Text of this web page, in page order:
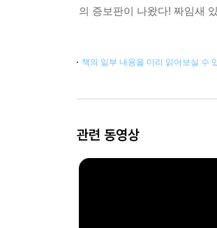
의 증보판이 나왔다! 짜임새
책의 일부 내용을 미리 읽어보실 수
관련 동영상